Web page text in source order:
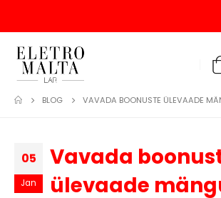
BLOG VAVADA BOONUSTE ÜLEVAADE
05
Jan
Vavada
ülevaade